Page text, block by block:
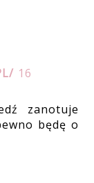
16
zanotuje
będę o